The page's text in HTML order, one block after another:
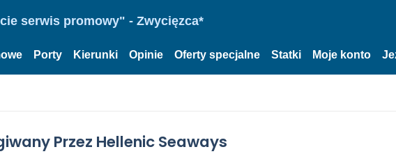
serwis promowy" - Zwycięzca*
Porty Kierunki Opinie Oferty specjalne Statki Moje konto
Przez Hellenic Seaways